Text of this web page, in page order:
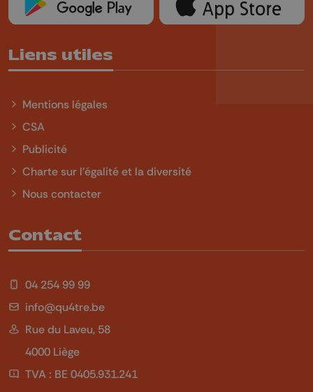
Liens utiles
Mentions légales
CSA
Publicité
Charte sur l'égalité et la diversité
Nous contacter
Contact
04 254 99 99
info@qu4tre.be
Rue du Laveu, 58
4000 Liège
TVA : BE 0405.931.241